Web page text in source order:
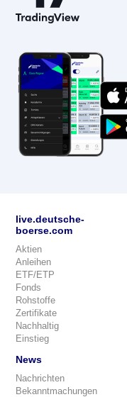
live.deutsche-
boerse.com
Aktien
Anleihen
ETF/ETP
Fonds
Rohstoffe
Zertifikate
Nachhaltig
Einstieg
News
Nachrichten
Bekanntmachungen